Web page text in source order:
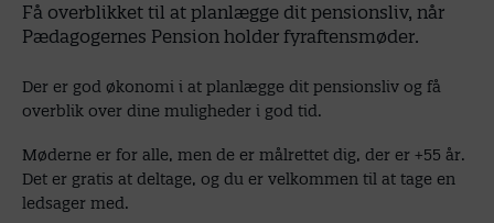
Få overblikket til at planlægge dit pensionsliv, når
Pædagogernes Pension holder fyraftensmøder.
Der er god økonomi i at planlægge dit pensionsliv og få
overblik over dine muligheder i god tid.
Møderne er for alle, men de er målrettet dig, der er +55 år.
Det er gratis at deltage, og du er velkommen til at tage en
ledsager med.